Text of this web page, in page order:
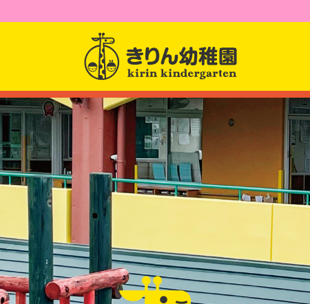
園からのお知らせ
園について
園長先生からのメッセージ
課題活動
クラス紹介